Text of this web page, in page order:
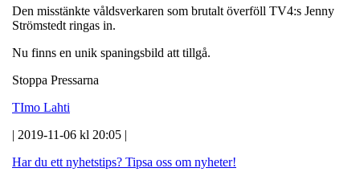
Den misstänkte våldsverkaren som brutalt överföll TV4:s Jenny
Strömstedt ringas in.
Nu finns en unik spaningsbild att tillgå.
Stoppa Pressarna
TImo Lahti
| 2019-11-06 kl 20:05 |
Har du ett nyhetstips? Tipsa oss om nyheter!